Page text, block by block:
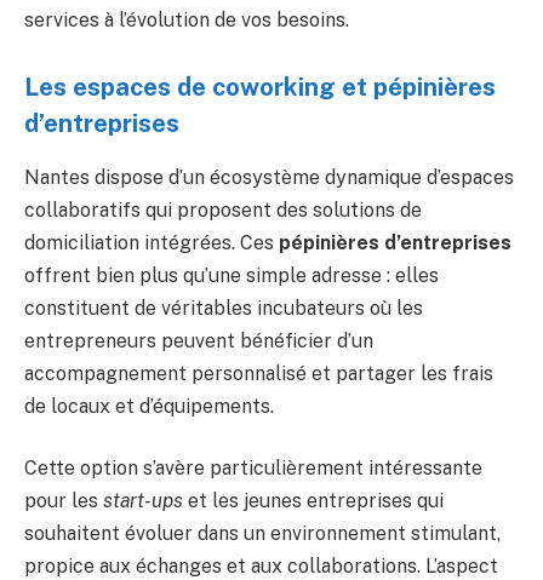
services à l’évolution de vos besoins.
Les espaces de coworking et pépinières
d’entreprises
Nantes dispose d’un écosystème dynamique d’espaces
collaboratifs qui proposent des solutions de
domiciliation intégrées. Ces pépinières d’entreprises
offrent bien plus qu’une simple adresse : elles
constituent de véritables incubateurs où les
entrepreneurs peuvent bénéficier d’un
accompagnement personnalisé et partager les frais
de locaux et d’équipements.
Cette option s’avère particulièrement intéressante
pour les start-ups et les jeunes entreprises qui
souhaitent évoluer dans un environnement stimulant,
propice aux échanges et aux collaborations. L’aspect